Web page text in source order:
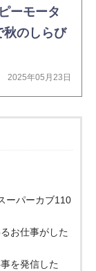
ーモータ
のしらび
2025年05月23日
ーパーカブ110
お仕事がした
を発信した